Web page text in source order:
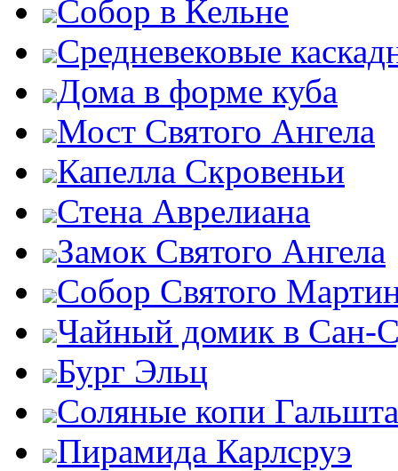
Собор в Кельне
Средневековые
Дома в форме куба
Мост Святого Ангела
Капелла Скровеньи
Стена Аврелиана
Замок Святого Ангела
Собор Святого
Чайный домик в Сан-
Бург Эльц
Соляные копи
Пирамида Карлсруэ